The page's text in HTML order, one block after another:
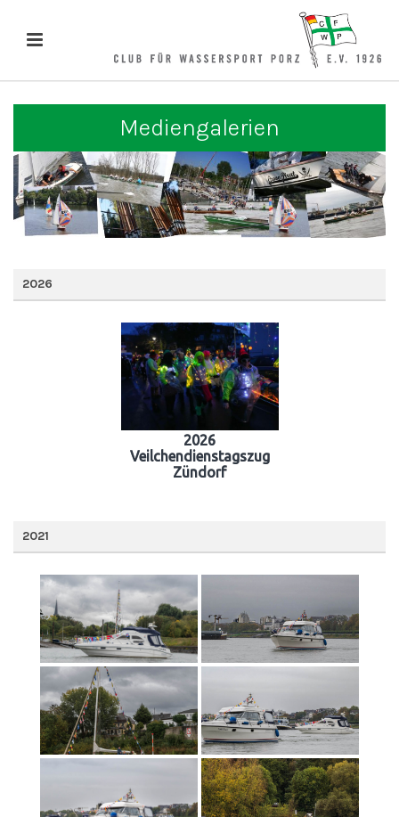
Mediengalerien
2026
2026
Veilchendienstagszug
Zündorf
2021